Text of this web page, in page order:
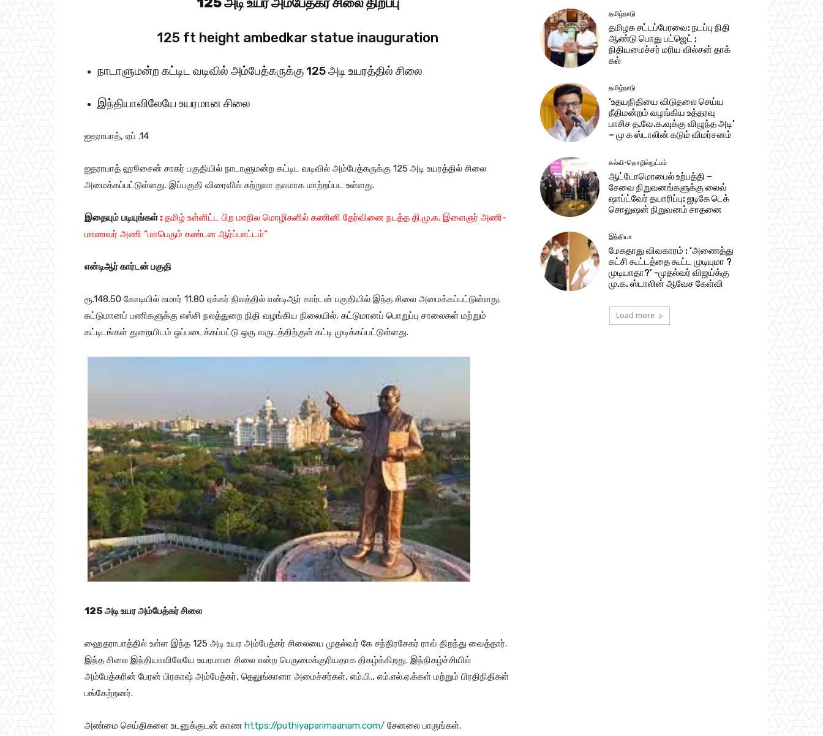
125 ft height ambedkar statue inauguration
நாடாளுமன்ற கட்டிட வடிவில் அம்பேத்கருக்கு 125 அடி உயரத்தில் சிலை
இந்தியாவிலேயே உயரமான சிலை
ஐதராபாத், ஏப் .14
ஐதராபாத் ஹூசைன் சாகர் பகுதியில் நாடாளுமன்ற கட்டிட வடிவில் அம்பேத்கருக்கு 125 அடி உயரத்தில் சிலை
அமைக்கப்பட்டுள்ளது. இப்பகுதி விரைவில் சுற்றுலா தலமாக மாற்றப்பட உள்ளது.
இதையும் படியுங்கள்:தமிழ் உள்ளிட்ட பிற மாநில மொழிகளில் கணினி தேர்வினை நடத்த தி.மு.க. இளைஞர் அணி-
மாணவர் அணி “மாபெரும் கண்டன ஆர்ப்பாட்டம்“
என்டிஆர் கார்டன் பகுதி
ரூ.148.50 கோடியில் சுமார் 11.80 ஏக்கர் நிலத்தில் என்டிஆர் கார்டன் பகுதியில் இந்த சிலை அமைக்கப்பட்டுள்ளது.
கட்டுமானப் பணிகளுக்கு எஸ்சி நலத்துறை நிதி வழங்கிய நிலையில், கட்டுமானப் பொறுப்பு சாலைகள் மற்றும்
கட்டிடங்கள் துறையிடம் ஒப்படைக்கப்பட்டு ஒரு வருடத்திற்குள் கட்டி முடிக்கப்பட்டுள்ளது.
125 அடி உயர அம்பேத்கர் சிலை
ஹைதராபாத்தில் உள்ள இந்த 125 அடி உயர அம்பேத்கர் சிலையை முதல்வர் கே சந்திரசேகர் ராவ் திறந்து வைத்தார்.
இந்த சிலை இந்தியாவிலேயே உயரமான சிலை என்ற பெருமைக்குரியதாக திகழ்க்கிறது. இந்நிகழ்ச்சியில்
அம்பேத்கரின் பேரன் பிரகாஷ் அம்பேத்கர், தெலுங்கானா அமைச்சர்கள், எம்.பி., எம்.எல்.ஏ.க்கள் மற்றும் பிரதிநிதிகள்
பங்கேற்றனர்.
அண்மை செய்திகளை உடனுக்குடன் காண https://puthiyaparimaanam.com/ சேனலை பாருங்கள்.
தமிழ்நாடு
தமிழக சட்டப்பேரவை: நடப்பு நிதி
ஆண்​டு பொது பட்ஜெட் ;
நிதியமைச்சர் மரிய வில்சன் தாக்​
கல்
தமிழ்நாடு
‘உதயநிதியை விடுதலை செய்ய
நீதிமன்றம் வழங்கிய உத்தரவு
பாசிச த.வே.க.வுக்கு விழுந்த அடி’
– மு க ஸ்டாலின் கடும் விமர்சனம்
கல்வி-தொழில்நுட்பம்
ஆட்டோமொபைல் உற்பத்தி –
சேவை நிறுவனங்களுக்கு லைவ்
ஷாப்ட்வேர் தயாரிப்பு: ஐடிகே டெக்
சொலுஷன் நிறுவனம் சாதனை
இந்தியா
மேகதாது விவகாரம் : ‘அணைத்து
கட்சி கூட்டத்தை கூட்ட முடியுமா ?
முடியாதா?’ -முதல்வர் விஜய்க்கு
மு.க. ஸ்டாலின் ஆவேச கேள்வி
Load more